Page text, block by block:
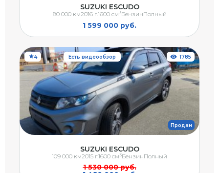
SUZUKI ESCUDO
1 599 000 руб.
80 000 км2016 г.1600 см3БензинПолный
4 Есть видеообзор
Продан
1785
SUZUKI ESCUDO
1 530 000 руб.
109 000 км2015 г.1600 см3БензинПолный